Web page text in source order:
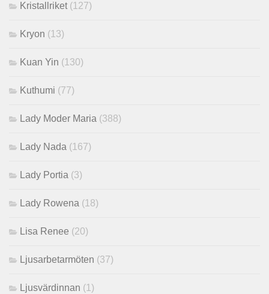
Kristallriket (127)
Kryon (13)
Kuan Yin (130)
Kuthumi (77)
Lady Moder Maria (388)
Lady Nada (167)
Lady Portia (3)
Lady Rowena (18)
Lisa Renee (20)
Ljusarbetarmöten (37)
Ljusvärdinnan (1)